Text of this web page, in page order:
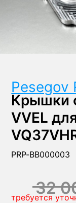
Pesegov
Крышки
VVEL
PRP-BB000003
32
требуется